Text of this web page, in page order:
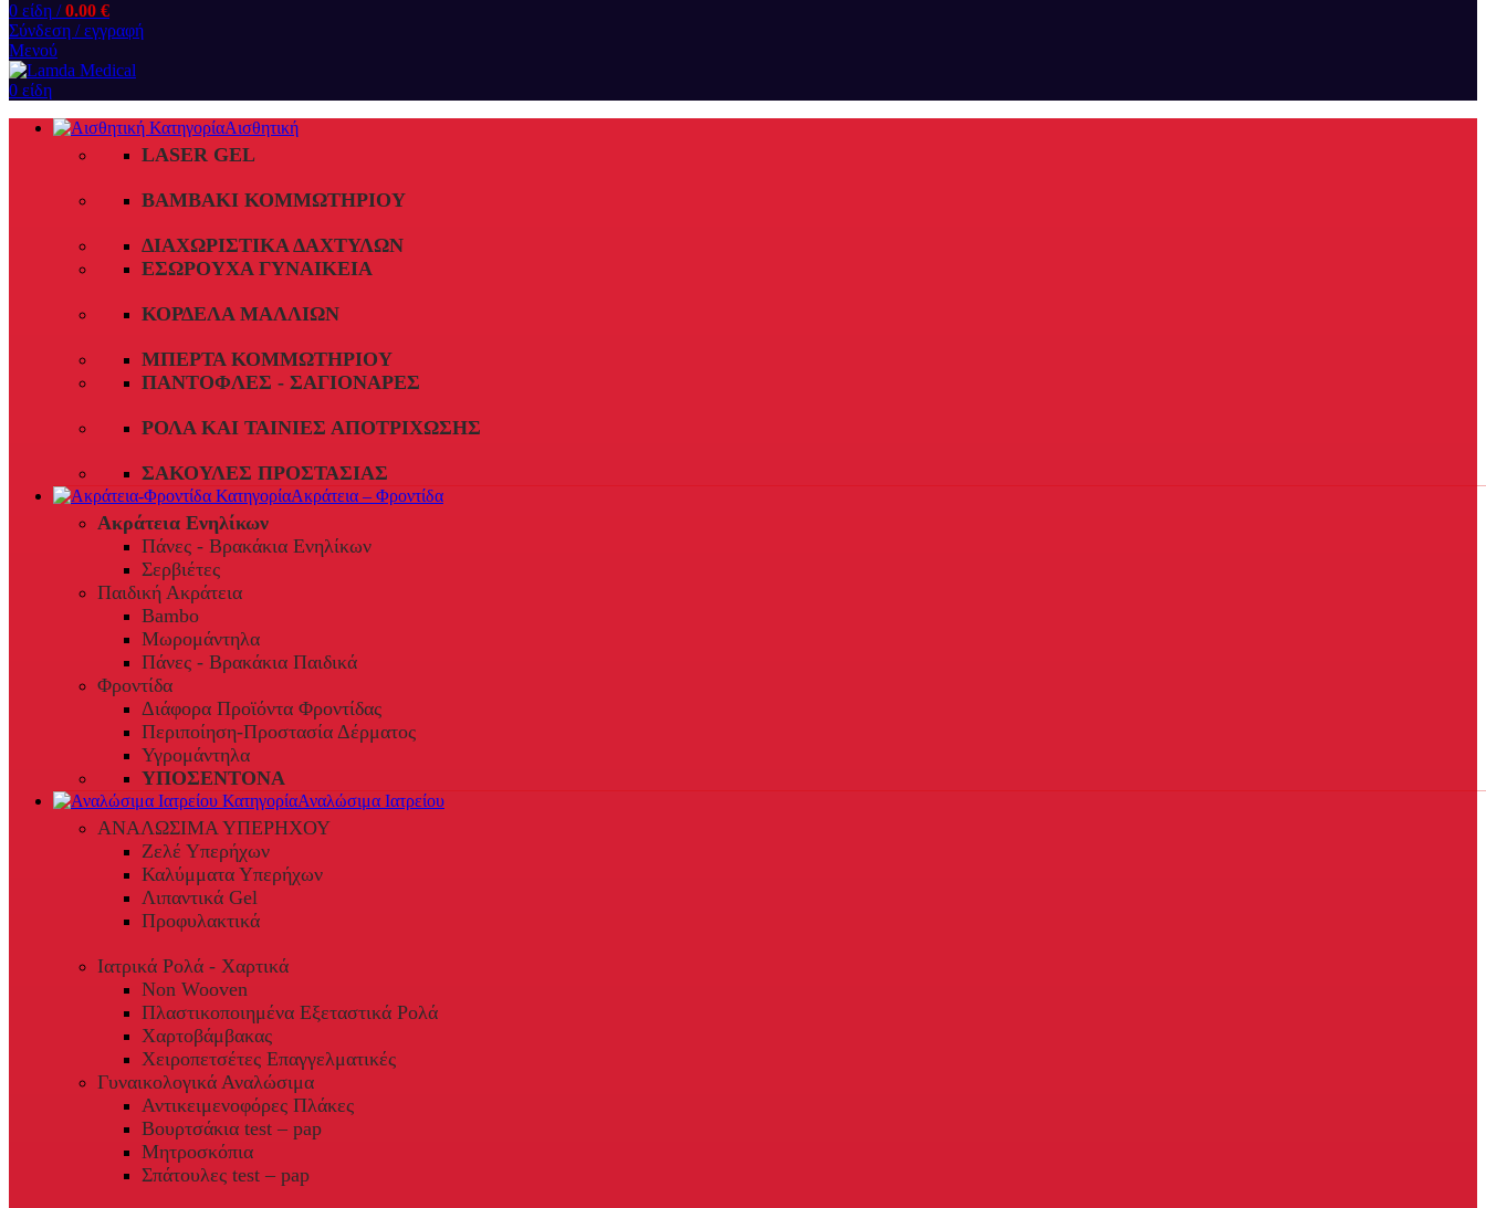
0 είδη / 0.00 €
Σύνδεση / εγγραφή
Μενού
0 είδη
Αισθητική
LASER GEL
ΒΑΜΒΆΚΙ ΚΟΜΜΩΤΗΡΊΟΥ
ΔΙΑΧΩΡΙΣΤΙΚΆ ΔΑΧΤΎΛΩΝ
ΕΣΏΡΟΥΧΑ ΓΥΝΑΙΚΕΊΑ
ΚΟΡΔΈΛΑ ΜΑΛΛΙΏΝ
ΜΠΈΡΤΑ ΚΟΜΜΩΤΗΡΊΟΥ
ΠΑΝΤΌΦΛΕΣ - ΣΑΓΙΟΝΆΡΕΣ
ΡΟΛΆ ΚΑΙ ΤΑΙΝΊΕΣ ΑΠΟΤΡΊΧΩΣΗΣ
ΣΑΚΟΎΛΕΣ ΠΡΟΣΤΑΣΊΑΣ
Ακράτεια – Φροντίδα
Ακράτεια Ενηλίκων
Πάνες - Βρακάκια Ενηλίκων
Σερβιέτες
Παιδική Ακράτεια
Bambo
Μωρομάντηλα
Πάνες - Βρακάκια Παιδικά
Φροντίδα
Διάφορα Προϊόντα Φροντίδας
Περιποίηση-Προστασία Δέρματος
Υγρομάντηλα
ΥΠΟΣΕΝΤΟΝΑ
Αναλώσιμα Ιατρείου
ΑΝΑΛΩΣΙΜΑ ΥΠΕΡΗΧΟΥ
Ζελέ Υπερήχων
Καλύμματα Υπερήχων
Λιπαντικά Gel
Προφυλακτικά
Ιατρικά Ρολά - Χαρτικά
Non Wooven
Πλαστικοποιημένα Εξεταστικά Ρολά
Χαρτοβάμβακας
Χειροπετσέτες Επαγγελματικές
Γυναικολογικά Αναλώσιμα
Αντικειμενοφόρες Πλάκες
Βουρτσάκια test – pap
Μητροσκόπια
Σπάτουλες test – pap